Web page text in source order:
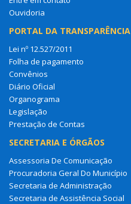
Ouvidoria
PORTAL DA TRANSPARÊNCIA
Lei nº 12.527/2011
Folha de pagamento
Convênios
Diário Oficial
Organograma
Legislação
Prestação de Contas
SECRETARIA E ÓRGÃOS
Assessoria De Comunicação
Procuradoria Geral Do Município
Secretaria de Administração
Secretaria de Assistência Social